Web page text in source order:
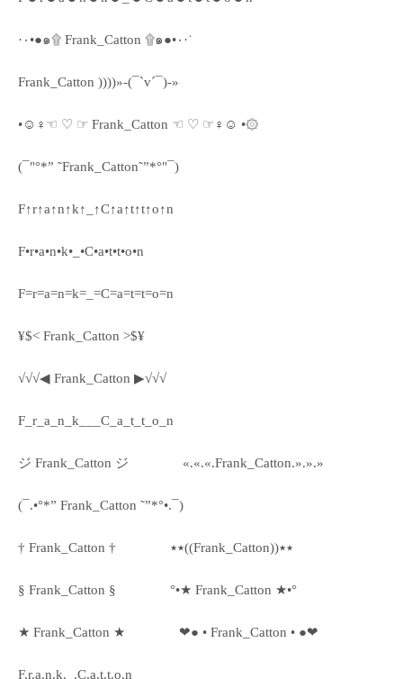
·٠•●๑۩ Frank_Catton ۩๑●•٠·˙
Frank_Catton ))))»-(¯`v´¯)-»
•☺♀☜ ♡ ☞ Frank_Catton ☜ ♡ ☞♀☺ •۞
(¯"°*” ˜Frank_Catton˜”*°"¯)
F↑r↑a↑n↑k↑_↑C↑a↑t↑t↑o↑n
F•r•a•n•k•_•C•a•t•t•o•n
F=r=a=n=k=_=C=a=t=t=o=n
¥$< Frank_Catton >$¥
√√√◀ Frank_Catton ▶√√√
F_r_a_n_k___C_a_t_t_o_n
ジ Frank_Catton ジ «.«.«.Frank_Catton.».».»
(¯.•°*” Frank_Catton ˜”*°•.¯)
† Frank_Catton † ٭٭((Frank_Catton))٭٭
§ Frank_Catton § °•★ Frank_Catton ★•°
★ Frank_Catton ★ ❤● • Frank_Catton • ●❤
F.r.a.n.k._.C.a.t.t.o.n